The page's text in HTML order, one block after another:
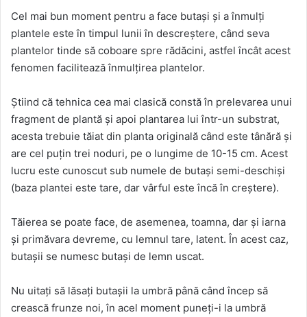
Cel mai bun moment pentru a face butași și a înmulți
plantele este în timpul lunii în descreștere, când seva
plantelor tinde să coboare spre rădăcini, astfel încât acest
fenomen facilitează înmulțirea plantelor.
Știind că tehnica cea mai clasică constă în prelevarea unui
fragment de plantă și apoi plantarea lui într-un substrat,
acesta trebuie tăiat din planta originală când este tânără și
are cel puțin trei noduri, pe o lungime de 10-15 cm. Acest
lucru este cunoscut sub numele de butași semi-deschiși
(baza plantei este tare, dar vârful este încă în creștere).
Tăierea se poate face, de asemenea, toamna, dar și iarna
și primăvara devreme, cu lemnul tare, latent. În acest caz,
butașii se numesc butași de lemn uscat.
Nu uitați să lăsați butașii la umbră până când încep să
crească frunze noi, în acel moment puneți-i la umbră